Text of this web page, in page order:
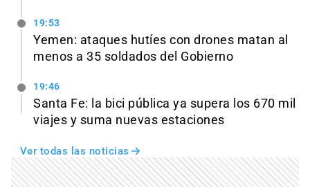
19:53
Yemen: ataques hutíes con drones matan al
menos a 35 soldados del Gobierno
19:46
Santa Fe: la bici pública ya supera los 670 mil
viajes y suma nuevas estaciones
Ver todas las noticias